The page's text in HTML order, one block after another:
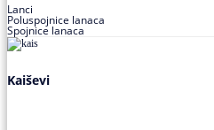
Lanci
Poluspojnice lanaca
Spojnice lanaca
Kaiševi